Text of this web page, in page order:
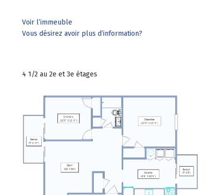
Voir l’immeuble
Vous désirez avoir plus d’information?
4 1/2 au 2e et 3e étages